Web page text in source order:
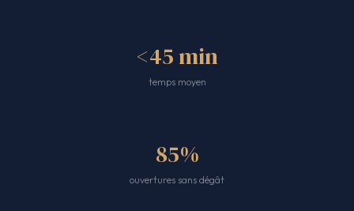
<45 min
temps moyen
85%
ouvertures sans dégât